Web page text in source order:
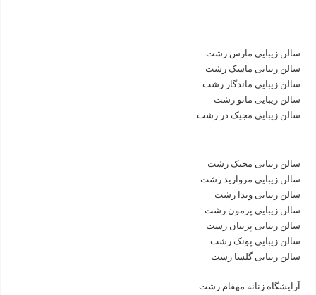
سالن زیبایی مارس رشت
سالن زیبایی ماسک رشت
سالن زیبایی ماندگار رشت
سالن زیبایی مانو رشت
سالن زیبایی مجیک در رشت
سالن زیبایی مجیک رشت
سالن زیبایی مروارید رشت
سالن زیبایی وندا رشت
سالن زیبایی پرمون رشت
سالن زیبایی پرنیان رشت
سالن زیبایی پونک رشت
سالن زیبایی گلسا رشت
آرایشگاه زنانه مهفام رشت